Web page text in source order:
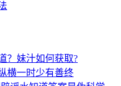
？妹汁如何获取?
横一时少有善终